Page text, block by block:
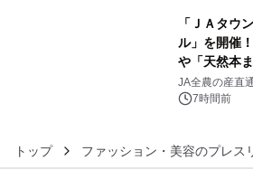
「ＪＡタウ
ル」を開催
や「天然本
販売！～毎
JA全農の産直
7時間前
トップ ファッション・美容のプレス